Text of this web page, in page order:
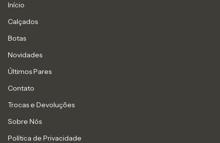
Início
Calçados
Botas
Novidades
Últimos Pares
Contato
Trocas e Devoluções
Sobre Nós
Política de Privacidade